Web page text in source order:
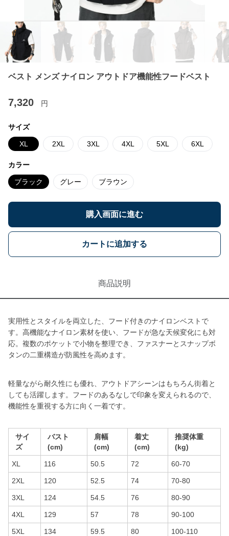
ベスト メンズ ナイロン アウトドア機能性フードベスト
7,320 円
サイズ
XL 2XL 3XL 4XL 5XL 6XL
カラー
ブラック グレー ブラウン
購入画面に進む
カートに追加する
商品説明
実用性とスタイルを両立した、フード付きのナイロンベストで
す。高機能なナイロン素材を使い、フードが急な天候変化にも対
応。複数のポケットで小物を整理でき、ファスナーとスナップボ
タンの二重構造が防風性を高めます。
軽量ながら耐久性にも優れ、アウトドアシーンはもちろん街着と
しても活躍します。フードのあるなしで印象を変えられるので、
機能性を重視する方に向く一着です。
サイ
ズ
バスト
(cm)
肩幅
(cm)
着丈
(cm)
推奨体重
(kg)
XL 116 50.5 72 60-70
2XL 120 52.5 74 70-80
3XL 124 54.5 76 80-90
4XL 129 57 78 90-100
5XL 134 59.5 80 100-110